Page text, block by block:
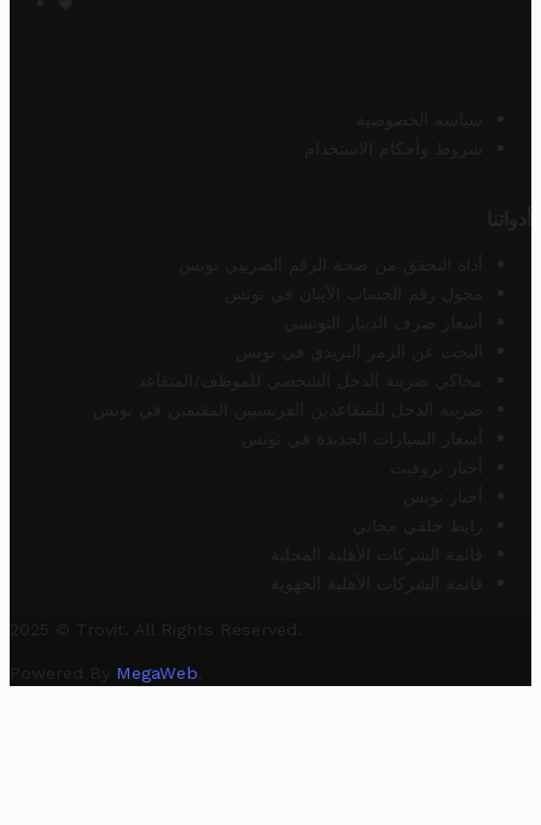
سياسة الخصوصية
شروط وأحكام الاستخدام
أدواتنا
أداة التحقق من صحة الرقم الضريبي تونس
محول رقم الحساب الآيبان في تونس
أسعار صرف الدينار التونسي
البحث عن الرمز البريدي في تونس
محاكي ضريبة الدخل الشخصي للموظف/المتقاعد
ضريبة الدخل للمتقاعدين الفرنسيين المقيمين في تونس
أسعار السيارات الجديدة في تونس
أخبار تروفيت
أخبار تونس
رابط خلفي مجاني
قائمة الشركات الأهلية المحلية
قائمة الشركات الأهلية الجهوية
2025 © Trovit. All Rights Reserved.
Powered By MegaWeb